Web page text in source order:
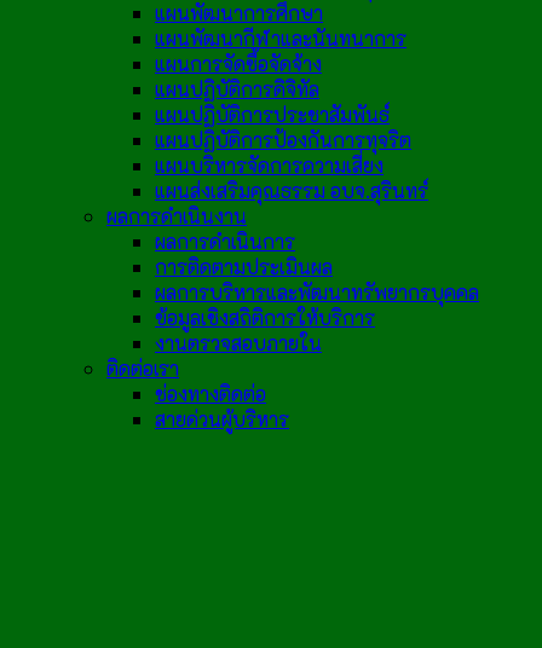
แผนพัฒนาการศึกษา
แผนพัฒนากีฬาและนันทนาการ
แผนการจัดซื้อจัดจ้าง
แผนปฏิบัติการดิจิทัล
แผนปฏิบัติการประชาสัมพันธ์
แผนปฏิบัติการป้องกันการทุจริต
แผนบริหารจัดการความเสี่ยง
แผนส่งเสริมคุณธรรม อบจ.สุรินทร์
ผลการดำเนินงาน
ผลการดำเนินการ
การติดตามประเมินผล
ผลการบริหารและพัฒนาทรัพยากรบุคคล
ข้อมูลเชิงสถิติการให้บริการ
งานตรวจสอบภายใน
ติดต่อเรา
ช่องทางติดต่อ
สายด่วนผู้บริหาร